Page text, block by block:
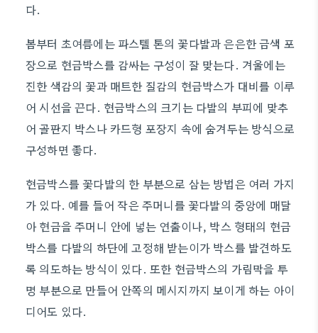
다.
봄부터 초여름에는 파스텔 톤의 꽃다발과 은은한 금색 포
장으로 현금박스를 감싸는 구성이 잘 맞는다. 겨울에는
진한 색감의 꽃과 매트한 질감의 현금박스가 대비를 이루
어 시선을 끈다. 현금박스의 크기는 다발의 부피에 맞추
어 골판지 박스나 카드형 포장지 속에 숨겨두는 방식으로
구성하면 좋다.
현금박스를 꽃다발의 한 부분으로 삼는 방법은 여러 가지
가 있다. 예를 들어 작은 주머니를 꽃다발의 중앙에 매달
아 현금을 주머니 안에 넣는 연출이나, 박스 형태의 현금
박스를 다발의 하단에 고정해 받는이가 박스를 발견하도
록 의도하는 방식이 있다. 또한 현금박스의 가림막을 투
명 부분으로 만들어 안쪽의 메시지까지 보이게 하는 아이
디어도 있다.